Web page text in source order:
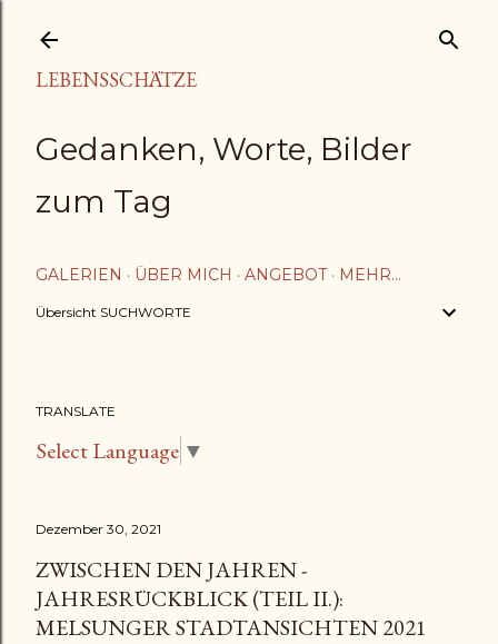
LEBENSSCHÄTZE
Gedanken, Worte, Bilder
zum Tag
GALERIEN ÜBER MICH ANGEBOT MEHR…
Übersicht SUCHWORTE
TRANSLATE
Select Language ▼
Dezember 30, 2021
ZWISCHEN DEN JAHREN -
JAHRESRÜCKBLICK (TEIL II.):
MELSUNGER STADTANSICHTEN 2021